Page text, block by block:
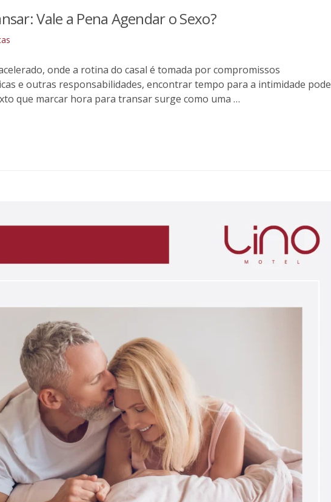
Vale a Pena Agendar o Sexo?
onde a rotina do casal é tomada por compromissos
e outras responsabilidades, encontrar tempo para a intimidade pode
que marcar hora para transar surge como uma …